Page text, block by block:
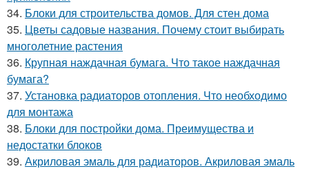
34. Блоки для строительства домов. Для стен дома
35. Цветы садовые названия. Почему стоит выбирать
многолетние растения
36. Крупная наждачная бумага. Что такое наждачная
бумага?
37. Установка радиаторов отопления. Что необходимо
для монтажа
38. Блоки для постройки дома. Преимущества и
недостатки блоков
39. Акриловая эмаль для радиаторов. Акриловая эмаль